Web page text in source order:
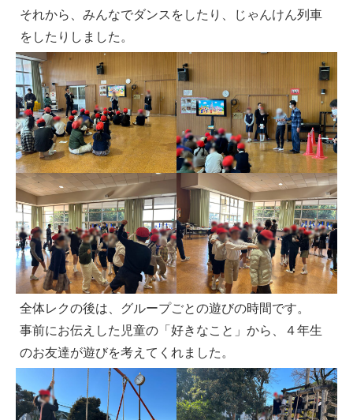
それから、みんなでダンスをしたり、じゃんけん列車
をしたりしました。
全体レクの後は、グループごとの遊びの時間です。
事前にお伝えした児童の「好きなこと」から、４年生
のお友達が遊びを考えてくれました。